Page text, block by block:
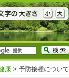
康 > 予防接種について